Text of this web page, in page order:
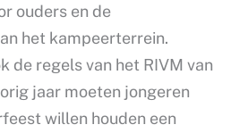
ouders en de
het kampeerterrein.
de regels van het RIVM van
jaar moeten jongeren
willen houden een